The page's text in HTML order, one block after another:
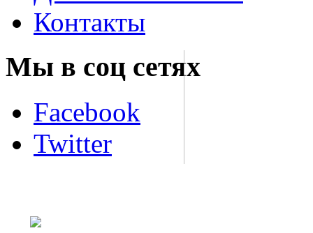
Контакты
Мы в соц сетях
Facebook
Twitter